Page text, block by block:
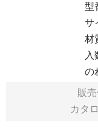
型
サ
材
入
の
販
カタ